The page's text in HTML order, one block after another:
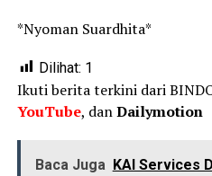
*Nyoman Suardhita*
Dilihat: 1
Ikuti berita terkini dari
YouTube, danDailymotion
Baca Juga KAI Services